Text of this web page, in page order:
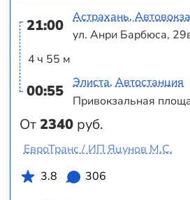
21:00
4 ч 55 м
00:55
От2340 руб.
Астрахань,
ул. Анри Барбюса,
Элиста, Автостанция
Привокзальная
ЕвроТранс / ИП Яцунов М.С.
3.8
306